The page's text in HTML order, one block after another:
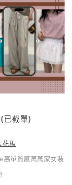
已截單)
花板
高單質感萬萬家女裝